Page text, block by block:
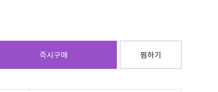
즉시구매 찜하기